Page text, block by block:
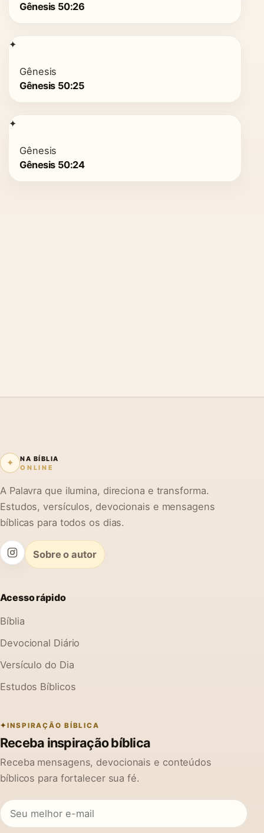
Gênesis 50:26
✦
Gênesis
Gênesis 50:25
✦
Gênesis
Gênesis 50:24
✦
NA BÍBLIA
ONLINE
A Palavra que ilumina, direciona e transforma.
Estudos, versículos, devocionais e mensagens
bíblicas para todos os dias.
Sobre o autor
Acesso rápido
Bíblia
Devocional Diário
Versículo do Dia
Estudos Bíblicos
INSPIRAÇÃO BÍBLICA
Receba inspiração bíblica
Receba mensagens, devocionais e conteúdos
bíblicos para fortalecer sua fé.